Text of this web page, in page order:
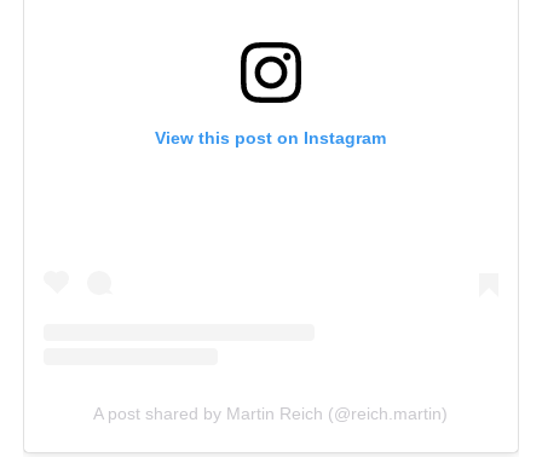
View this post on Instagram
A post shared by Martin Reich (@reich.martin)